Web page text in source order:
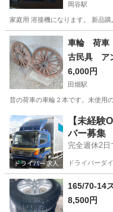
岡谷駅
家庭用 溶接機になります。 新品
長野 岡谷市 岡谷駅
車輪 荷車
古民具 ア
6,000円
田畑駅
昔の荷車の車輪２本です。未使用
長野 上伊那郡 田畑駅
【未経験
バー募集
完全週休2
ドライバーダ
165/70-14
8,500円